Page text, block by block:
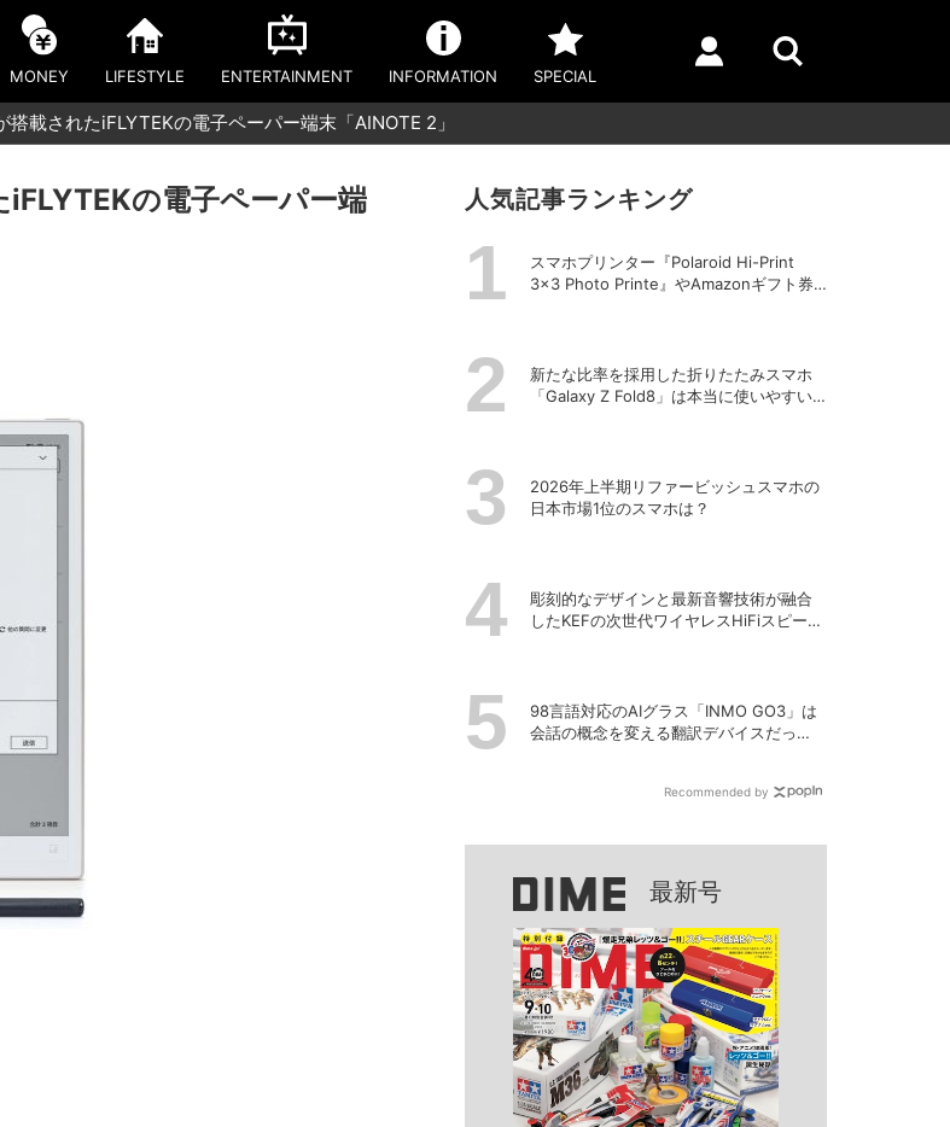
MONEY LIFESTYLE ENTERTAINMENT INFORMATION SPECIAL
載されたiFLYTEKの電子ペーパー端末「AINOTE 2」
の電子ペーパー端
人気記事ランキング
スマホプリンター『Polaroid Hi-Print
3×3 Photo Printe』やAmazonギフト券
新たな比率を採用した折りたたみスマホ
「Galaxy Z Fold8」は本当に使いやすい
2026年上半期リファービッシュスマホの
日本市場1位のスマホは？
彫刻的なデザインと最新音響技術が融合
したKEFの次世代ワイヤレスHiFiスピーカ
98言語対応のAIグラス「INMO GO3」は
会話の概念を変える翻訳デバイスだっ
Recommended by
最新号